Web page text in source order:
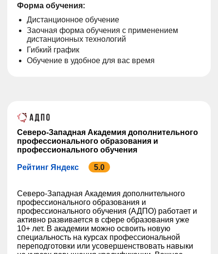
Форма обучения:
Дистанционное обучение
Заочная форма обучения с применением
дистанционных технологий
Гибкий график
Обучение в удобное для вас время
Северо-Западная Академия дополнительного
профессионального образования и
профессионального обучения
Рейтинг Яндекс 5.0
Северо-Западная Академия дополнительного
профессионального образования и
профессионального обучения (АДПО) работает и
активно развивается в сфере образования уже
10+ лет. В академии можно освоить новую
специальность на курсах профессиональной
переподготовки или усовершенствовать навыки